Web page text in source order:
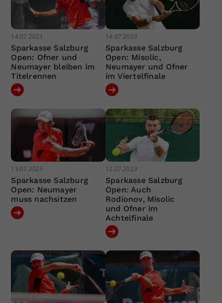
14.07.2023
Sparkasse Salzburg
Open: Ofner und
Neumayer bleiben im
Titelrennen
14.07.2023
Sparkasse Salzburg
Open: Misolic,
Neumayer und Ofner
im Viertelfinale
13.07.2023
Sparkasse Salzburg
Open: Neumayer
muss nachsitzen
12.07.2023
Sparkasse Salzburg
Open: Auch
Rodionov, Misolic
und Ofner im
Achtelfinale